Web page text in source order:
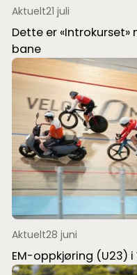
Aktuelt21 juli
Dette er
bane
Aktuelt28 juni
EM-oppkjøring (U23)